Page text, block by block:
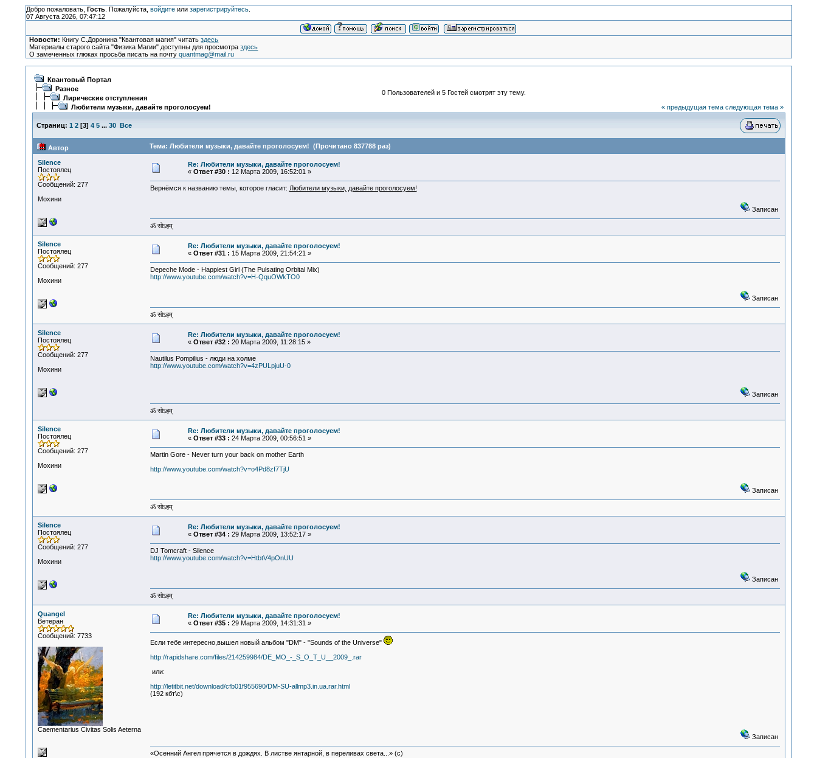
Добро пожаловать, Гость. Пожалуйста, войдитеили зарегистрируйтесь.
07 Августа 2026, 07:47:12
Новости: Книгу С.Доронина "Квантовая магия" читатьздесь
Материалы старого сайта "Физика Магии" доступны для просмотраздесь
О замеченных глюках просьба писать на почтуquantmag@mail.ru
Квантовый Портал
Разное
Лирические отступления
Любители музыки, давайте проголосуем!
0 Пользователей и 5 Гостей смотрят эту тему.
« предыдущая тема следующая тема »
Страниц: 1 2[3] 4 5 ... 30 Все
Автор Тема: Любители музыки, давайте проголосуем! (Прочитано 837788 раз)
Silence
Постоялец
Сообщений: 277
Мохини
Re: Любители музыки, давайте проголосуем!
« Ответ #30 : 12 Марта 2009, 16:52:01 »
Вернёмся к названию темы, которое гласит: Любители музыки, давайте проголосуем!
Записан
ॐ सोऽहम्
Silence
Постоялец
Сообщений: 277
Мохини
Re: Любители музыки, давайте проголосуем!
« Ответ #31 : 15 Марта 2009, 21:54:21 »
Depeche Mode - Happiest Girl (The Pulsating Orbital Mix)
http://www.youtube.com/watch?v=H-QquOWkTO0
Записан
ॐ सोऽहम्
Silence
Постоялец
Сообщений: 277
Мохини
Re: Любители музыки, давайте проголосуем!
« Ответ #32 : 20 Марта 2009, 11:28:15 »
Nautilus Pompilius - люди на холме
http://www.youtube.com/watch?v=4zPULpjuU-0
Записан
ॐ सोऽहम्
Silence
Постоялец
Сообщений: 277
Мохини
Re: Любители музыки, давайте проголосуем!
« Ответ #33 : 24 Марта 2009, 00:56:51 »
Martin Gore - Never turn your back on mother Earth
http://www.youtube.com/watch?v=o4Pd8zf7TjU
Записан
ॐ सोऽहम्
Silence
Постоялец
Сообщений: 277
Мохини
Re: Любители музыки, давайте проголосуем!
« Ответ #34 : 29 Марта 2009, 13:52:17 »
DJ Tomcraft - Silence
http://www.youtube.com/watch?v=HtbtV4pOnUU
Записан
ॐ सोऽहम्
Quangel
Ветеран
Сообщений: 7733
Сaementarius Civitas Solis Aeterna
Re: Любители музыки, давайте проголосуем!
« Ответ #35 : 29 Марта 2009, 14:31:31 »
Если тебе интересно,вышел новый альбом "DM" - "Sounds of the Universe"
http://rapidshare.com/files/214259984/DE_MO_-_S_O_T_U__2009_.rar
или:
http://letitbit.net/download/cfb01f955690/DM-SU-allmp3.in.ua.rar.html
(192 кбт\с)
Записан
«Осенний Ангел прячется в дождях. В листве янтарной, в переливах света...» (c)